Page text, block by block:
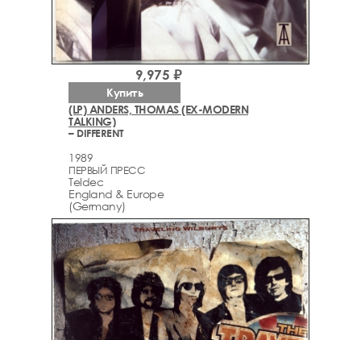
(LP) ANDERS, THOMAS (EX-MODERN
TALKING)
– DIFFERENT
1989
ПЕРВЫЙ ПРЕСС
Teldec
England & Europe
(Germany)
9,975 ₽
Купить